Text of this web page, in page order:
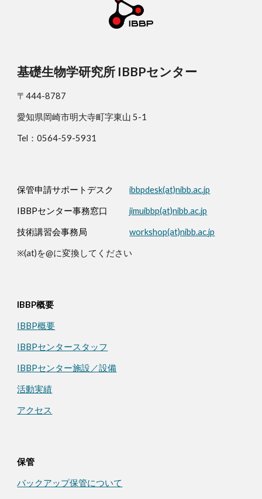
基礎生物学研究所 IBBPセンター
〒444-8787
愛知県岡崎市明大寺町字東山 5-1
Tel：0564-59-5931
保管申請サポートデスク ibbpdesk(at)nibb.ac.jp
IBBPセンター事務窓口 jimuibbp(at)nibb.ac.jp
技術講習会事務局 workshop(at)nibb.ac.jp
※(at)を@に変換してください
IBBP概要
IBBP概要
IBBPセンタースタッフ
IBBPセンター施設／設備
活動実績
アクセス
保管
バックアップ保管について